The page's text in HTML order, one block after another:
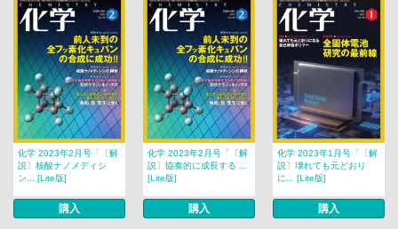
化学 2023年2月号「〔解
説〕核酸ナノメディシ
ン... [Lite版]
購入
化学 2023年2月号「〔解
説〕協奏的に成長する ...
[Lite版]
購入
化学 2023年1月号「〔解
説〕壊れても元どおり
に... [Lite版]
購入